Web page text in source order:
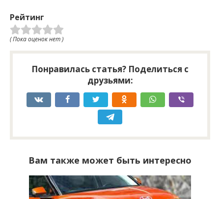
Рейтинг
( Пока оценок нет )
Понравилась статья? Поделиться с
друзьями:
Вам также может быть интересно